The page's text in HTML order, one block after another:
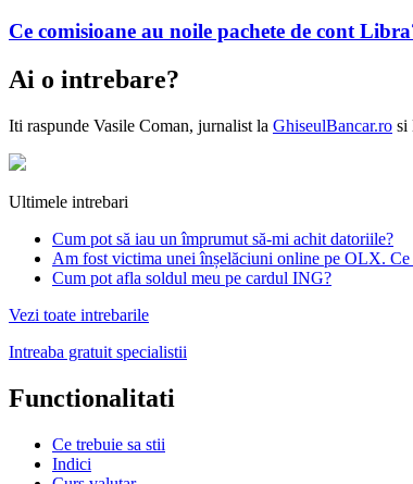
Ce comisioane au noile pachete de cont
Ai o intrebare?
Iti raspunde Vasile Coman, jurnalist la GhiseulBancar.ro si
Ultimele intrebari
Cum pot să iau un împrumut să-mi achit datoriile?
Am fost victima unei înșelăciuni online pe OLX. Ce
Cum pot afla soldul meu pe cardul ING?
Vezi toate intrebarile
Intreaba gratuit specialistii
Functionalitati
Ce trebuie sa stii
Indici